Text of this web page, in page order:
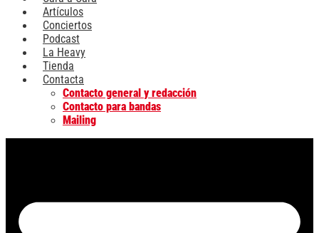
Artículos
Conciertos
Podcast
La Heavy
Tienda
Contacta
Contacto general y redacción
Contacto para bandas
Mailing